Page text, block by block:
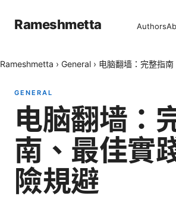
Rameshmetta Authors
Rameshmetta › General › 电脑翻墙：完整指
GENERAL
电脑翻墙：
南、最佳實
險規避